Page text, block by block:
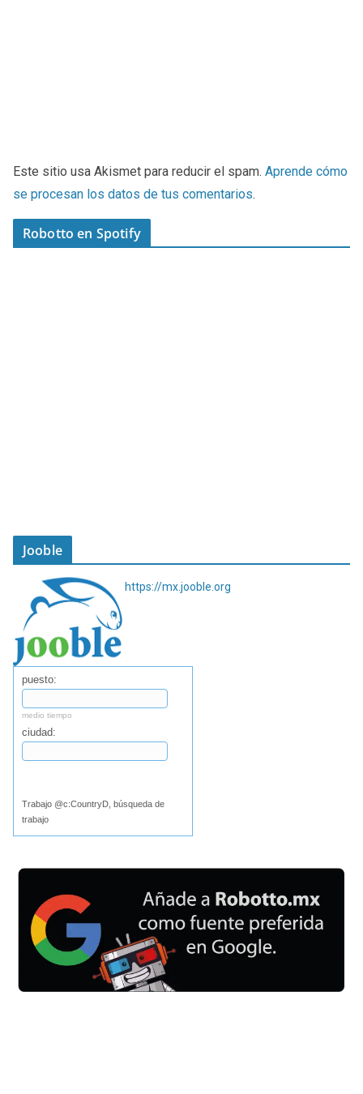
Este sitio usa Akismet para reducir el spam. Aprende cómo
se procesan los datos de tus comentarios.
Robotto en Spotify
Jooble
https://mx.jooble.org
puesto:
medio tiempo
ciudad:
Trabajo @c:CountryD, búsqueda de
trabajo